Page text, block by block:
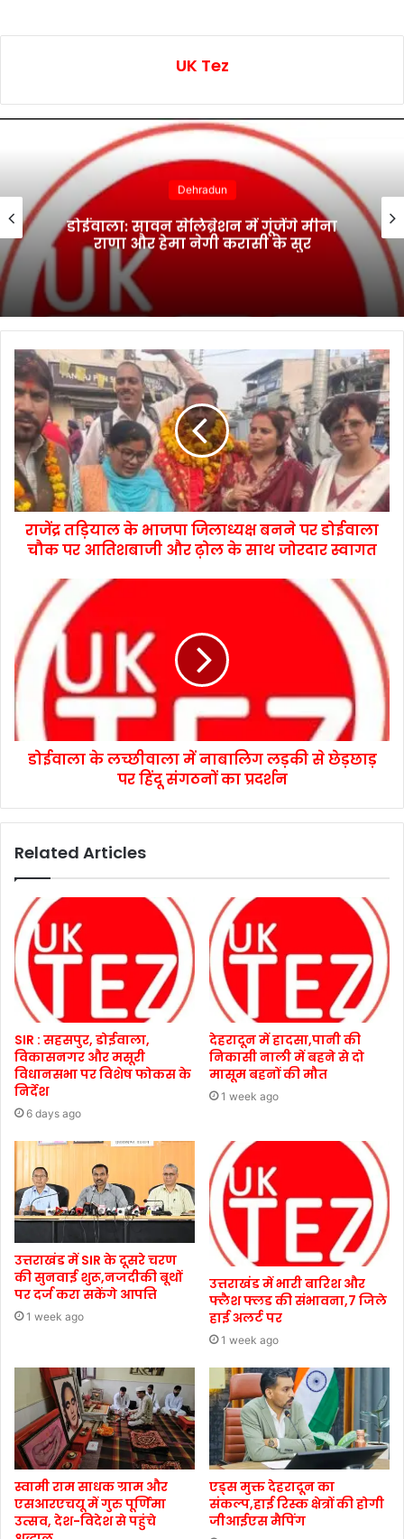
UK Tez
Dehradun
डोईवाला: सावन सेलिब्रेशन में गूंजेंगे मीना
राणा और हेमा नेगी करासी के सुर
राजेंद्र तड़ियाल के भाजपा जिलाध्यक्ष बनने पर डोईवाला
चौक पर आतिशबाजी और ढ़ोल के साथ जोरदार स्वागत
डोईवाला के लच्छीवाला में नाबालिग लड़की से छेड़छाड़
पर हिंदू संगठनों का प्रदर्शन
Related Articles
SIR : सहसपुर, डोईवाला,
विकासनगर और मसूरी
विधानसभा पर विशेष फोकस के
निर्देश
6 days ago
देहरादून में हादसा,पानी की
निकासी नाली में बहने से दो
मासूम बहनों की मौत
1 week ago
उत्तराखंड में SIR के दूसरे चरण
की सुनवाई शुरू,नजदीकी बूथों
पर दर्ज करा सकेंगे आपत्ति
1 week ago
उत्तराखंड में भारी बारिश और
फ्लैश फ्लड की संभावना,7 जिले
हाई अलर्ट पर
1 week ago
स्वामी राम साधक ग्राम और
एसआरएचयू में गुरु पूर्णिमा
उत्सव, देश-विदेश से पहुंचे
एड्स मुक्त देहरादून का
संकल्प,हाई रिस्क क्षेत्रों की होगी
जीआईएस मैपिंग